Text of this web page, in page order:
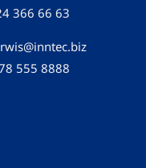
366 66 63
555 8888